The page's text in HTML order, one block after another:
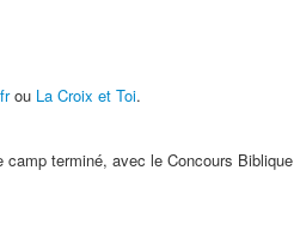
ou La Croix et Toi.
terminé, avec le Concours Biblique